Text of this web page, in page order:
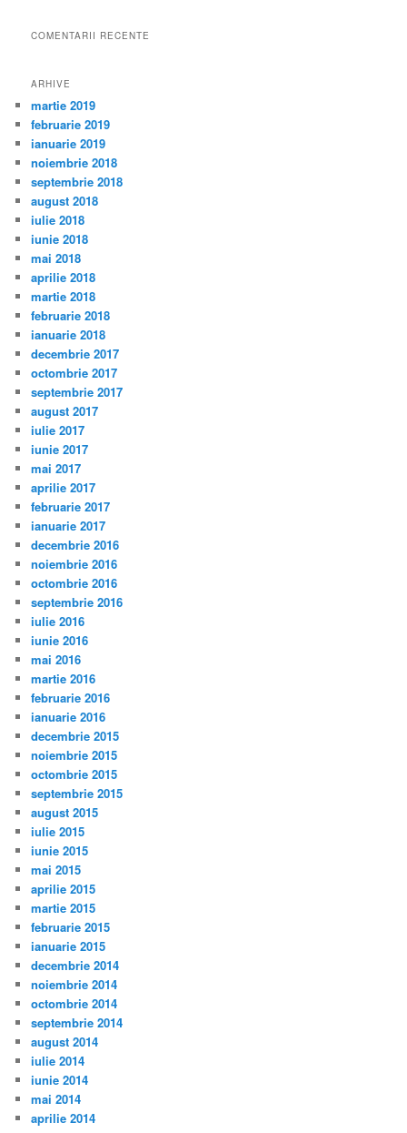
COMENTARII RECENTE
ARHIVE
martie 2019
februarie 2019
ianuarie 2019
noiembrie 2018
septembrie 2018
august 2018
iulie 2018
iunie 2018
mai 2018
aprilie 2018
martie 2018
februarie 2018
ianuarie 2018
decembrie 2017
octombrie 2017
septembrie 2017
august 2017
iulie 2017
iunie 2017
mai 2017
aprilie 2017
februarie 2017
ianuarie 2017
decembrie 2016
noiembrie 2016
octombrie 2016
septembrie 2016
iulie 2016
iunie 2016
mai 2016
martie 2016
februarie 2016
ianuarie 2016
decembrie 2015
noiembrie 2015
octombrie 2015
septembrie 2015
august 2015
iulie 2015
iunie 2015
mai 2015
aprilie 2015
martie 2015
februarie 2015
ianuarie 2015
decembrie 2014
noiembrie 2014
octombrie 2014
septembrie 2014
august 2014
iulie 2014
iunie 2014
mai 2014
aprilie 2014